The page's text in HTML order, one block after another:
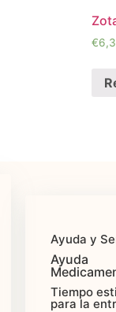
€
Ayuda y
Ayuda
Tiempo
para la